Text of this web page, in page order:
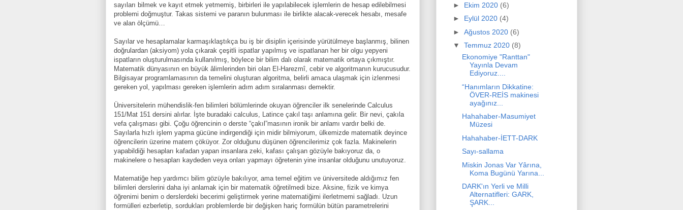
sayıları bilmek ve kayıt etmek yetmemiş, birbirleri ile yapılabilecek işlemlerin de hesap edilebilmesi
problemi doğmuştur. Takas sistemi ve paranın bulunması ile birlikte alacak-verecek hesabı, mesafe
ve alan ölçümü…
Sayılar ve hesaplamalar karmaşıklaştıkça bu iş bir disiplin içerisinde yürütülmeye başlanmış, bilinen
doğrulardan (aksiyom) yola çıkarak çeşitli ispatlar yapılmış ve ispatlanan her bir olgu yepyeni
ispatların oluşturulmasında kullanılmış, böylece bir bilim dalı olarak matematik ortaya çıkmıştır.
Matematik dünyasının en büyük âlimlerinden biri olan El-Harezmî, cebir ve algoritmanın kurucusudur.
Bilgisayar programlamasının da temelini oluşturan algoritma, belirli amaca ulaşmak için izlenmesi
gereken yol, yapılması gereken işlemlerin adım adım sıralanması demektir.
Üniversitelerin mühendislik-fen bilimleri bölümlerinde okuyan öğrenciler ilk senelerinde Calculus
151/Mat 151 dersini alırlar. İşte buradaki calculus, Latince çakıl taşı anlamına gelir. Bir nevi, çakıla
vefa çalışması gibi. Çoğu öğrencinin o derste “çakıl”masının ironik bir anlamı vardır belki de.
Sayılarla hızlı işlem yapma gücüne indirgendiği için midir bilmiyorum, ülkemizde matematik deyince
öğrencilerin üzerine matem çöküyor. Zor olduğunu düşünen öğrencilerimiz çok fazla. Makinelerin
yapabildiği hesapları kafadan yapan insanlara zeki, kafası çalışan gözüyle bakıyoruz da, o
makinelere o hesapları kaydeden veya onları yapmayı öğretenin yine insanlar olduğunu unutuyoruz.
Matematiğe hep yardımcı bilim gözüyle bakılıyor, ama temel eğitim ve üniversitede aldığımız fen
bilimleri derslerini daha iyi anlamak için bir matematik öğretilmedi bize. Aksine, fizik ve kimya
öğrenimi benim o derslerdeki becerimi geliştirmek yerine matematiğimi ilerletmemi sağladı. Uzun
formülleri ezberletip, sordukları problemlerde bir değişken hariç formülün bütün parametrelerini
► Ekim 2020 (6)
► Eylül 2020 (4)
► Ağustos 2020 (6)
▼ Temmuz 2020 (8)
Ekonomiye "Ranttan"
Yayınla Devam
Ediyoruz....
“Hanımların Dikkatine:
ÖVER-REİS makinesi
ayağınız...
Hahahaber-Masumiyet
Müzesi
Hahahaber-İETT-DARK
Sayı-sallama
Miskin Jonas Var Yârına,
Koma Bugünü Yarına...
DARK'ın Yerli ve Milli
Alternatifleri: GARK,
ŞARK...